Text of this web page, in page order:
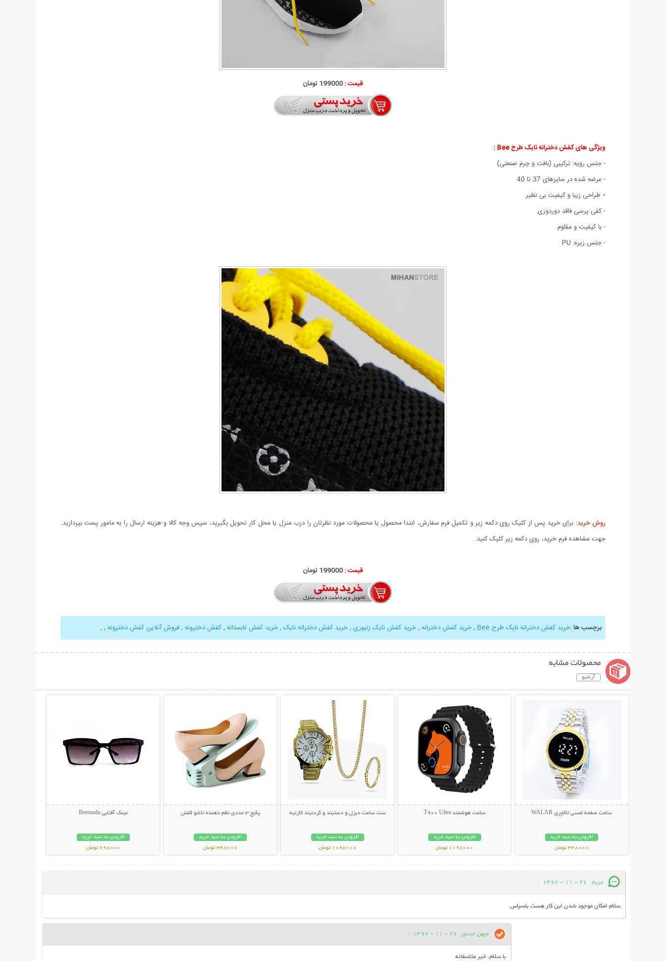
قیمت :199000 تومان
ویژگی های کفش دخترانه نایک طرح Bee :
- جنس رویه: ترکیبی (بافت و چرم صنعتی)
- عرضه شده در سایزهای 37 تا 40
- طراحی زیبا و کیفیت بی نظیر
- کفی پرسی فاقد دوردوزی
- با کیفیت و مقاوم
- جنس زیره: PU
روش خرید: برای خرید پس از کلیک روی دکمه زیر و تکمیل فرم سفارش، ابتدا محصول یا محصولات مورد نظرتان را درب منزل یا محل کار تحویل بگیرید، سپس وجه کالا و هزینه ارسال را به مامور پست بپردازید.
جهت مشاهده فرم خرید، روی دکمه زیر کلیک کنید.
قیمت :199000 تومان
برچسب ها:خرید کفش دخترانه نایک طرح Bee ,خرید کفش دخترانه ,خرید کفش نایک زنبوری ,خرید کفش دخترانه نایک ,خرید کفش تابستانه ,کفش دخترونه ,فروش آنلاین کفش دخترونه ,
,
محصولات مشابه
آرشیو
ساعت صفحه لمسی لاکچری WALAR
افزودن به سبد خرید
448000 تومان
ساعت هوشمند T900 Ultra
افزودن به سبد خرید
1198000 تومان
ست ساعت دیزل و دستبند و گردنبند کارتیه
افزودن به سبد خرید
1098000 تومان
پکیج 3 عددی نظم دهنده تاشو کفش
افزودن به سبد خرید
348000 تومان
عینک آفتابی Bermuda
افزودن به سبد خرید
298000 تومان
مریم 26 - 11 - 1397
:
سلام امکان موجود شدن این کار هست باسپاس
میهن استور 26 - 11 - 1397
:
با سلام. خیر متاسفانه